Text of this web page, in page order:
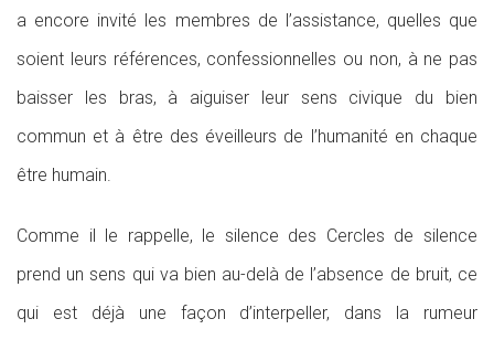
a encore invité les membres de l’assistance, quelles que
soient leurs références, confessionnelles ou non, à ne pas
baisser les bras, à aiguiser leur sens civique du bien
commun et à être des éveilleurs de l’humanité en chaque
être humain.
Comme il le rappelle, le silence des Cercles de silence
prend un sens qui va bien au-delà de l’absence de bruit, ce
qui est déjà une façon d’interpeller, dans la rumeur